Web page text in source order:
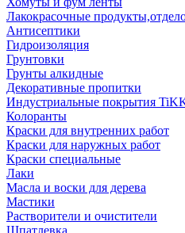
Лакокрасочные
Антисептики
Гидроизоляция
Грунтовки
Грунты алкидные
Декоративные пропитки
Индустриальные покрытия
Колоранты
Краски для внутренних работ
Краски для наружных работ
Краски специальные
Лаки
Масла и воски для дерева
Мастики
Растворители и очистители
Шпатлевка